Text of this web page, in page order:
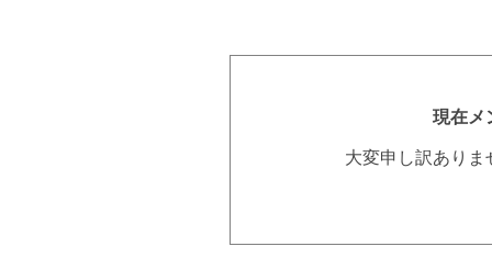
現在メ
大変申し訳あり